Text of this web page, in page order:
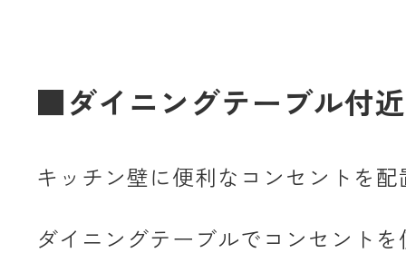
■ダイニングテーブル付近
キッチン壁に便利なコンセントを配
ダイニングテーブルでコンセント